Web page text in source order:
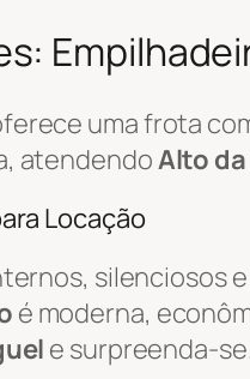
uma frota
atendendoAlto da
Locação
silenciosos
é moderna,
e surpreenda-